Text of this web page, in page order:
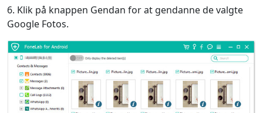
6. Klik på knappen Gendan for at gendanne de valgte
Google Fotos.